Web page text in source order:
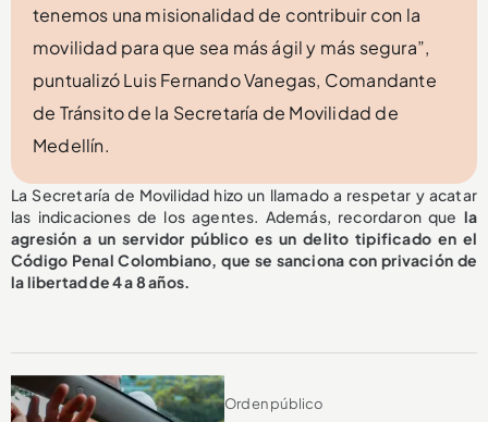
tenemos una misionalidad de contribuir con la
movilidad para que sea más ágil y más segura”,
puntualizó Luis Fernando Vanegas, Comandante
de Tránsito de la Secretaría de Movilidad de
Medellín.
La Secretaría de Movilidad hizo un llamado a respetar y acatar
las indicaciones de los agentes. Además, recordaron que la
agresión a un servidor público es un delito tipificado en el
Código Penal Colombiano, que se sanciona con privación de
la libertad de 4 a 8 años.
Orden público